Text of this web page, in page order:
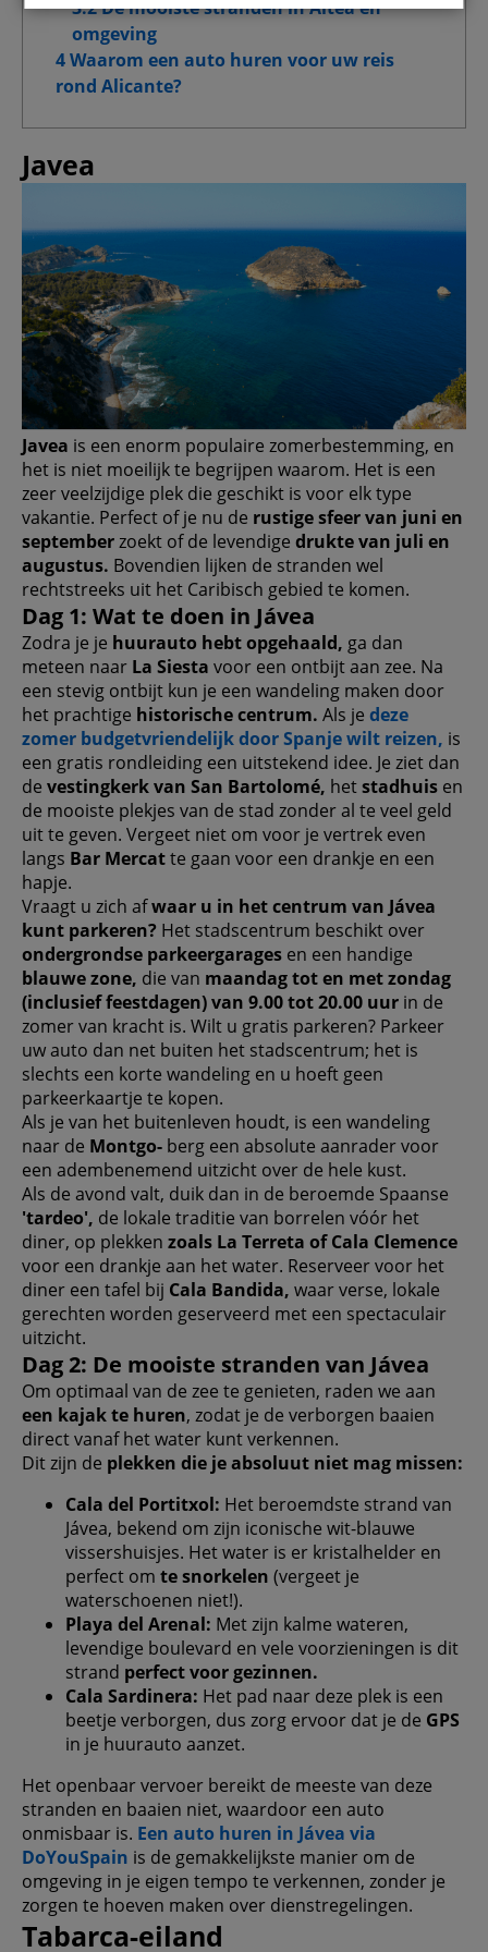
3.2 De mooiste stranden in Altea en
omgeving
4 Waarom een ​​auto huren voor uw reis
rond Alicante?
Javea
Javea is een enorm populaire zomerbestemming, en
het is niet moeilijk te begrijpen waarom. Het is een
zeer veelzijdige plek die geschikt is voor elk type
vakantie. Perfect of je nu de rustige sfeer van juni en
septemberzoekt of de levendige drukte van juli en
augustus. Bovendien lijken de stranden wel
rechtstreeks uit het Caribisch gebied te komen.
Dag 1: Wat te doen in Jávea
Zodra je je huurauto hebt opgehaald, ga dan
meteen naar La Siesta voor een ontbijt aan zee. Na
een stevig ontbijt kun je een wandeling maken door
het prachtige historische centrum. Als je deze
zomer budgetvriendelijk door Spanje wilt reizen, is
een gratis rondleiding een uitstekend idee. Je ziet dan
de vestingkerk van San Bartolomé, hetstadhuis en
de mooiste plekjes van de stad zonder al te veel geld
uit te geven. Vergeet niet om voor je vertrek even
langs Bar Mercatte gaan voor een drankje en een
hapje.
Vraagt ​​u zich afwaar u in het centrum van Jávea
kunt parkeren? Het stadscentrum beschikt over
ondergrondse parkeergarages en een handige
blauwe zone, die van maandag tot en met zondag
(inclusief feestdagen) van 9.00 tot 20.00 uur in de
zomer van kracht is. Wilt u gratis parkeren? Parkeer
uw auto dan net buiten het stadscentrum; het is
slechts een korte wandeling en u hoeft geen
parkeerkaartje te kopen.
Als je van het buitenleven houdt, is een wandeling
naar de Montgo- berg een absolute aanrader voor
een adembenemend uitzicht over de hele kust.
Als de avond valt, duik dan in de beroemde Spaanse
'tardeo', de lokale traditie van borrelen vóór het
diner, op plekken zoals La Terreta of Cala Clemence
voor een drankje aan het water. Reserveer voor het
diner een tafel bij Cala Bandida, waar verse, lokale
gerechten worden geserveerd met een spectaculair
uitzicht.
Dag 2: De mooiste stranden van Jávea
Om optimaal van de zee te genieten, raden we aan
een kajak te huren, zodat je de verborgen baaien
direct vanaf het water kunt verkennen.
Dit zijn de plekken die je absoluut niet mag missen:
Cala del Portitxol: Het beroemdste strand van
Jávea, bekend om zijn iconische wit-blauwe
vissershuisjes. Het water is er kristalhelder en
perfect om te snorkelen (vergeet je
waterschoenen niet!).
Playa del Arenal: Met zijn kalme wateren,
levendige boulevard en vele voorzieningen is dit
strand perfect voor gezinnen.
Cala Sardinera: Het pad naar deze plek is een
beetje verborgen, dus zorg ervoor dat je de GPS
in je huurauto aanzet.
Het openbaar vervoer bereikt de meeste van deze
stranden en baaien niet, waardoor een auto
onmisbaar is. Een auto huren in Jávea via
DoYouSpain is de gemakkelijkste manier om de
omgeving in je eigen tempo te verkennen, zonder je
zorgen te hoeven maken over dienstregelingen.
Tabarca-eiland
Functionele cookies
Doelgroepgerichte cookies
Mijn keuzes bevestigen
Alle toestaan